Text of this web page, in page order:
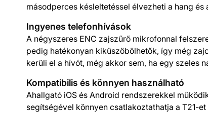
másodperces késleltetéssel élvezheti a hang
Ingyenes telefonhívások
A négyszeres ENC zajszűrő mikrofonnal
pedig hatékonyan kiküszöbölhetők, így még
kerüli el a hívót, még akkor sem, ha egy szeles
Kompatibilis és könnyen használható
Ahallgató iOS és Android rendszerekkel
segítségével könnyen csatlakoztathatja a T21-